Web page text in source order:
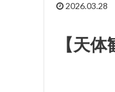
2026.03.28
【天